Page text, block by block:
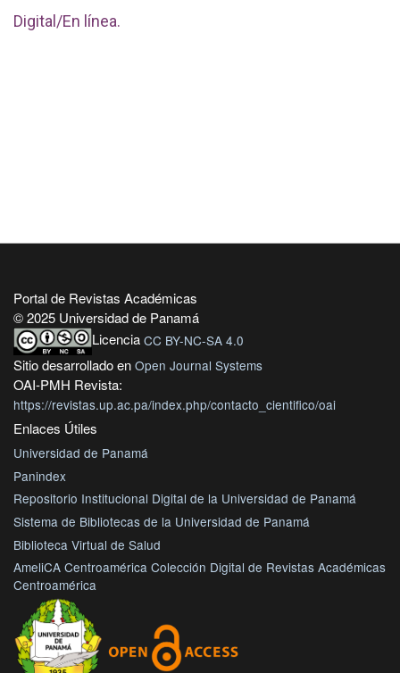
Digital/En línea.
Portal de Revistas Académicas
© 2025 Universidad de Panamá
Licencia CC BY-NC-SA 4.0
Sitio desarrollado en Open Journal Systems
OAI-PMH Revista:
https://revistas.up.ac.pa/index.php/contacto_cientifico/oai
Enlaces Útiles
Universidad de Panamá
Panindex
Repositorio Institucional Digital de la Universidad de Panamá
Sistema de Bibliotecas de la Universidad de Panamá
Biblioteca Virtual de Salud
AmeliCA Centroamérica Colección Digital de Revistas Académicas
Centroamérica